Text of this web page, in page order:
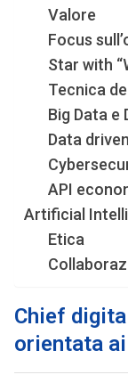
Valore
Focus
Star with
Tecnica
Big Data e
Data
API
Artificial
Etica
Chief
orientata